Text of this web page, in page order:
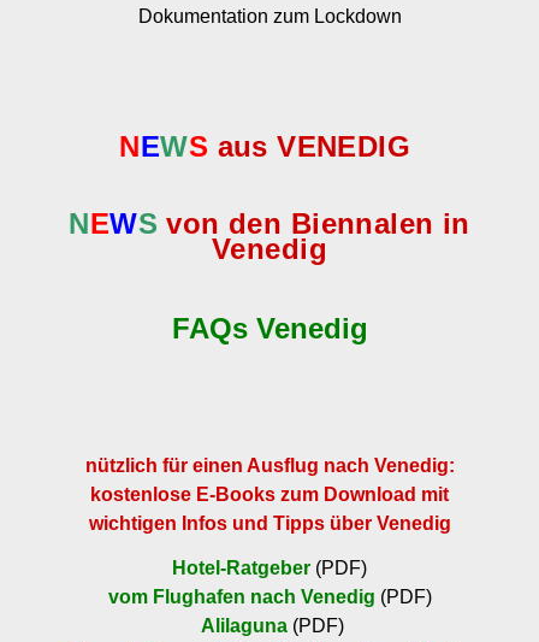
Dokumentation zum Lockdown
NEWS aus VENEDIG
NEWS von den Biennalen in
Venedig
FAQs Venedig
nützlich für einen Ausflug nach Venedig:
kostenlose E-Books zum Download mit
wichtigen Infos und Tipps über Venedig
Hotel-Ratgeber (PDF)
vom Flughafen nach Venedig (PDF)
Alilaguna (PDF)